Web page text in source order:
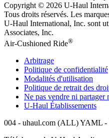
Copyright © 2026 U-Haul
Tous droits réservés. Les
U-Haul International, Inc. sont
Associates, Inc.
Air-Cushioned Ride®
Arbitrage
Politique de confidentialité
Modalités d'utilisation
Politique de retrait des
Ne pas vendre ni partager
U-Haul Établissements
004 - uhaul.com (ALL) YAML -